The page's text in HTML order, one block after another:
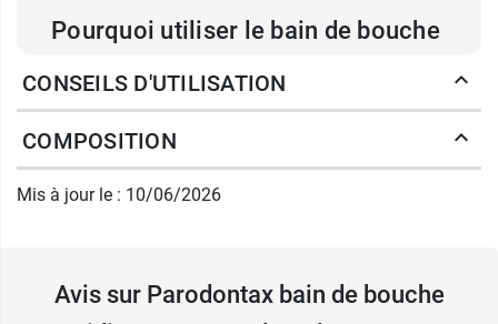
Pourquoi utiliser le bain de bouche
quotidien Parodontax ?
Laplaque dentaireest l'une des principales
causes de problèmes bucco-dentaires. Elle
constitue ce dépôt blanchâtre qui se développe à
la surface des dents. Elle est notamment
suscitent une agression qui conduit à une
inflammation des gencives . Elles sécrètent des
CONSEILS D'UTILISATION
COMPOSITION
Mis à jour le : 10/06/2026
Avis sur Parodontax bain de bouche